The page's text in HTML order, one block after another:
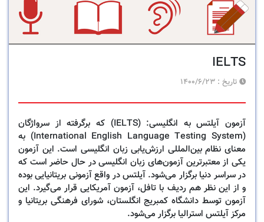
IELTS
تاریخ : 1400/6/23
آزمون آیلتس به انگلیسی: (IELTS) که برگرفته از سرواژگان
(International English Language Testing System) به
معنای نظام بین‌المللی ارزش‌یابی زبان انگلیسی است. این آزمون
یکی از معتبرترین آزمون‌های زبان انگلیسی در حال حاضر است که
در سراسر دنیا برگزار می‌شود. آیلتس در واقع آزمونی بریتانیایی بوده
و از این نظر هم ردیف با تافل، آزمون آمریکایی قرار می‌گیرد. این
آزمون توسط دانشگاه کمبریج انگلستان، شورای فرهنگی بریتانیا و
مرکز آیلتس استرالیا برگزار می‌شود.